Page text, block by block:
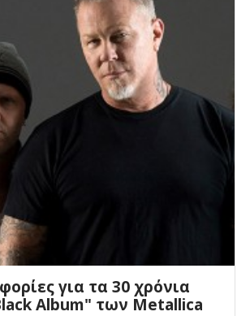
για τα 30 χρόνια
Album" των Metallica